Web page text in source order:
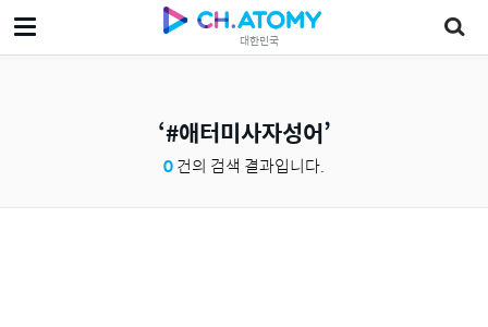
대한민국
#애터미사자성어
0건의 검색 결과입니다.